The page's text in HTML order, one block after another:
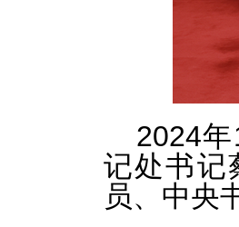
2024
记处书记
员、中央